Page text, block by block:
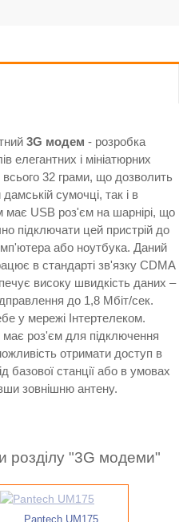
3G модем - розробка
елегантних і мініатюрних
всього 32 грами, що дозволить
дамській сумочці, так і в
має USB роз'єм на шарнірі, що
підключати цей пристрій до
або ноутбука. Даний
в стандарті зв'язку CDMA
високу швидкість даних –
до 1,8 Мбіт/сек.
у мережі Інтертелеком.
роз'єм для підключення
отримати доступ в
базової станції або в умовах
зовнішню антену.
розділу "3G модеми"
Pantech UM175